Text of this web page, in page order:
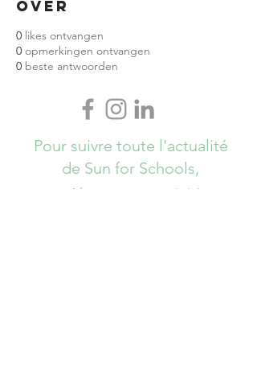
Over
0 likes ontvangen
0 opmerkingen ontvangen
0 beste antwoorden
Pour suivre toute l'actualité
de Sun for Schools,
Abonnez-vous ici !